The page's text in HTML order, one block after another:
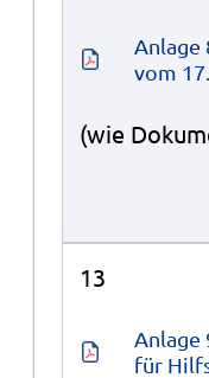
Anlage
vom
(wie
13
Anlage
für